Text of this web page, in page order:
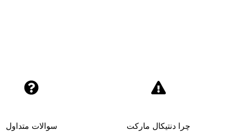
چرا دنتیکال مارکت سوالات متداول